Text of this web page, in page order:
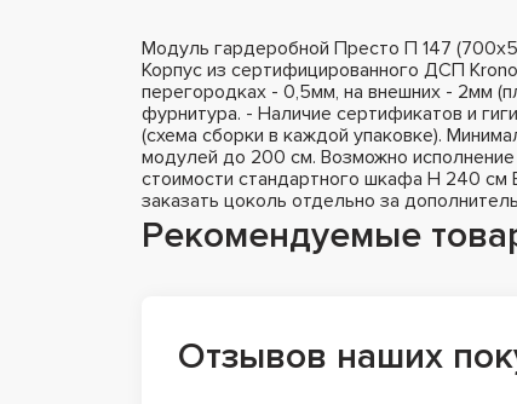
Модуль гардеробной Престо П 147
Корпус из сертифицированного ДСП
перегородках - 0,5мм, на внешних - 2мм
фурнитура. - Наличие сертификатов и
(схема сборки в каждой упаковке).
модулей до 200 см. Возможно
стоимости стандартного шкафа H 240 см
заказать цоколь отдельно за
Рекомендуемые
Отзывов наших